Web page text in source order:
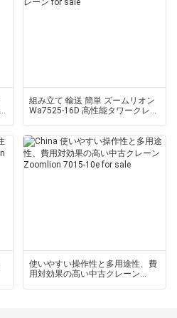
組み立て 輸送 簡単 ズームリオン
Wa7525-16D 高性能タワークレー
使いやすい操作性と多用途性、費
用対効果の高い中古クレーン